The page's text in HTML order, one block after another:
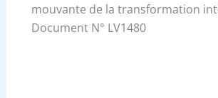
mouvante de la transformation
Document N° LV1480